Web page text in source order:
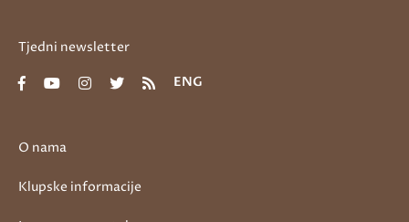
O nama
Klupske informacije
Tjedni newsletter
ENG